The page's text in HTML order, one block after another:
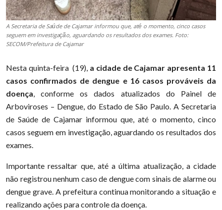
A Secretaria de Saúde de Cajamar informou que, até o momento, cinco casos
seguem em investigação, aguardando os resultados dos exames. Foto:
SECOM/Prefeitura de Cajamar
Nesta quinta-feira (19), a cidade de Cajamar apresenta 11
casos confirmados de dengue e 16 casos prováveis da
doença, conforme os dados atualizados do Painel de
Arboviroses – Dengue, do Estado de São Paulo. A Secretaria
de Saúde de Cajamar informou que, até o momento, cinco
casos seguem em investigação, aguardando os resultados dos
exames.
Importante ressaltar que, até a última atualização, a cidade
não registrou nenhum caso de dengue com sinais de alarme ou
dengue grave. A prefeitura continua monitorando a situação e
realizando ações para controle da doença.